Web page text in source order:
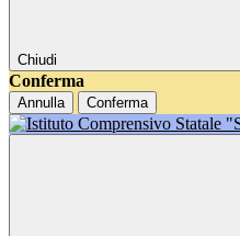
Chiudi
Conferma
Annulla Conferma